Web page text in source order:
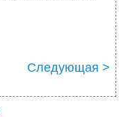
Следующая >